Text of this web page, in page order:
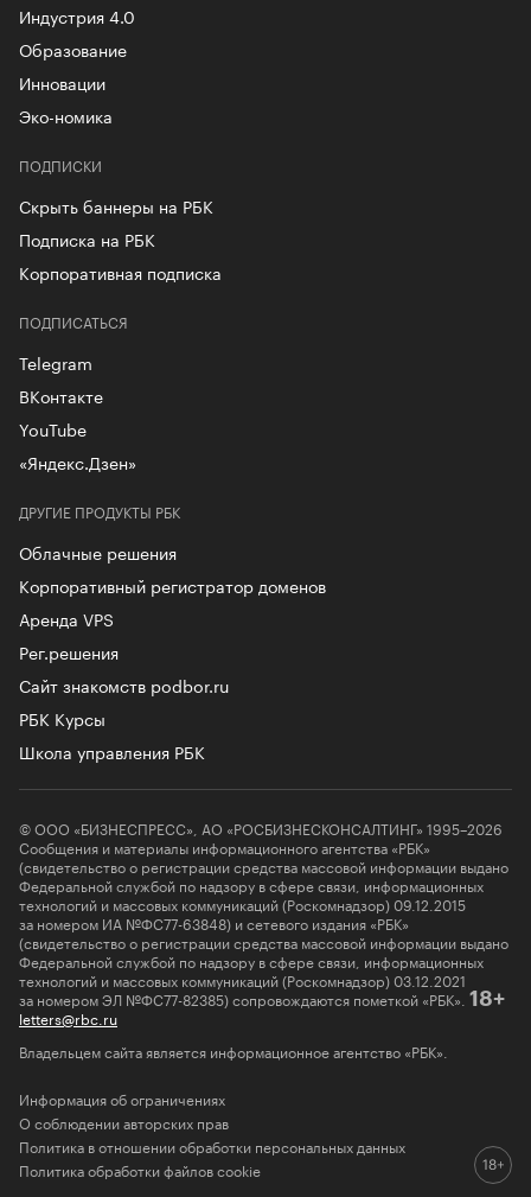
Индустрия 4.0
Образование
Инновации
Эко-номика
ПОДПИСКИ
Скрыть баннеры на РБК
Подписка на РБК
Корпоративная подписка
ДРУГИЕ ПРОДУКТЫ РБК
Облачные решения
Корпоративный регистратор доменов
Аренда VPS
Рег.решения
Сайт знакомств podbor.ru
РБК Курсы
Школа управления РБК
ПОДПИСАТЬСЯ
Telegram
ВКонтакте
YouTube
«Яндекс.Дзен»
© ООО «БИЗНЕСПРЕСС», АО «РОСБИЗНЕСКОНСАЛТИНГ» 1995–2026
Сообщения и материалы информационного агентства «РБК»
(свидетельство о регистрации средства массовой информации выдано
Федеральной службой по надзору в сфере связи, информационных
технологий и массовых коммуникаций (Роскомнадзор) 09.12.2015
за номером ИА №ФС77-63848) и сетевого издания «РБК»
(свидетельство о регистрации средства массовой информации выдано
Федеральной службой по надзору в сфере связи, информационных
технологий и массовых коммуникаций (Роскомнадзор) 03.12.2021
за номером ЭЛ №ФС77-82385) сопровождаются пометкой «РБК». 18+
letters@rbc.ru
Владельцем сайта является информационное агентство «РБК».
Информация об ограничениях
О соблюдении авторских прав
Политика в отношении обработки персональных данных
Политика обработки файлов cookie